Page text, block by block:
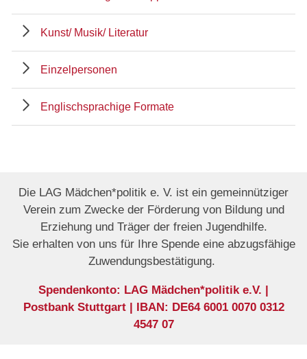
Kunst/ Musik/ Literatur
Einzelpersonen
Englischsprachige Formate
Die LAG Mädchen*politik e. V. ist ein gemeinnütziger
Verein zum Zwecke der Förderung von Bildung und
Erziehung und Träger der freien Jugendhilfe.
Sie erhalten von uns für Ihre Spende eine abzugsfähige
Zuwendungsbestätigung.
Spendenkonto: LAG Mädchen*politik e.V. |
Postbank Stuttgart | IBAN: DE64 6001 0070 0312
4547 07